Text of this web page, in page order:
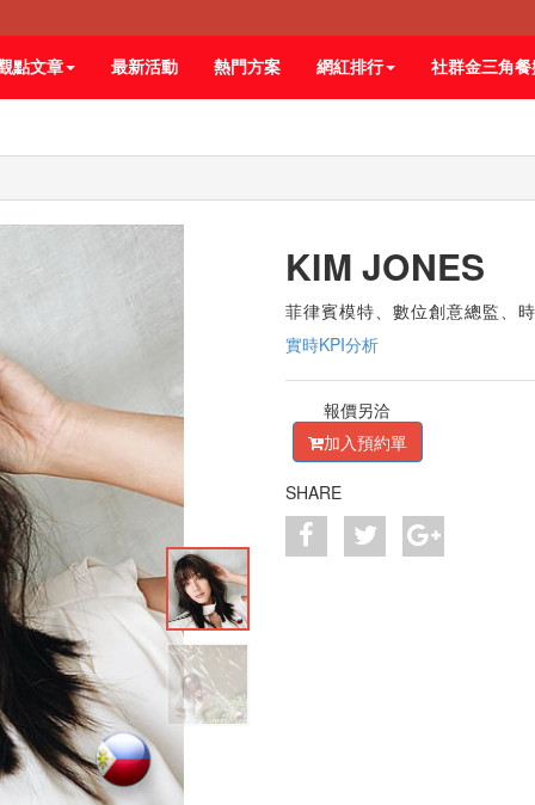
點文章 最新活動 熱門方案 網紅排行 社群金三角
KIM JONES
菲律賓模特、數位創意總監、
實時KPI分析
報價另洽
加入預約單
SHARE